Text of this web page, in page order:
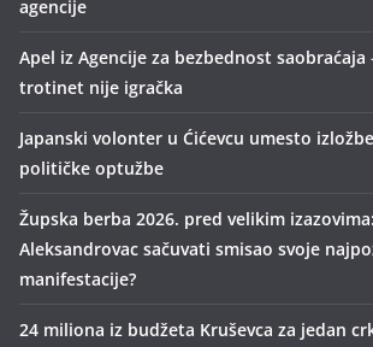
agencije
Apel iz Agencije za bezbednost saobraćaja
trotinet nije igračka
Japanski volonter u Ćićevcu umesto
političke optužbe
Župska berba 2026. pred velikim
Aleksandrovac sačuvati smisao svoje
manifestacije?
24 miliona iz budžeta Kruševca za jedan